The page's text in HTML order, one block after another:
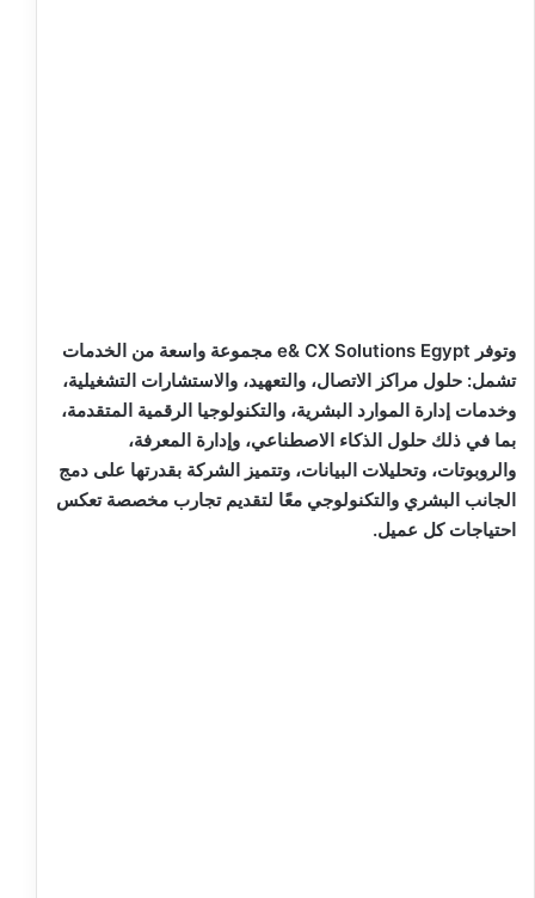
وتوفر e& CX Solutions Egypt مجموعة واسعة من الخدمات
تشمل: حلول مراكز الاتصال، والتعهيد، والاستشارات التشغيلية،
وخدمات إدارة الموارد البشرية، والتكنولوجيا الرقمية المتقدمة،
بما في ذلك حلول الذكاء الاصطناعي، وإدارة المعرفة،
والروبوتات، وتحليلات البيانات، وتتميز الشركة بقدرتها على دمج
الجانب البشري والتكنولوجي معًا لتقديم تجارب مخصصة تعكس
احتياجات كل عميل.